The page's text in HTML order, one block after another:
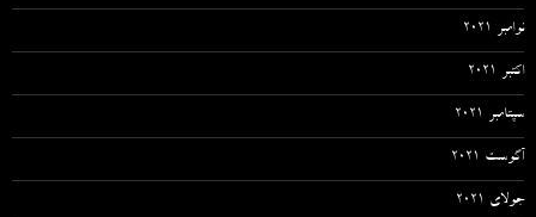
نوامبر 2021
اکتبر 2021
سپتامبر 2021
آگوست 2021
جولای 2021